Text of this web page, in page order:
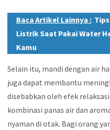
Baca Artikel Lainnya :
Listrik Saat Pakai Water
Kamu
Selain itu, mandi dengan air
juga dapat membantu
disebabkan oleh efek
kombinasi panas air dan
nyaman di otak. Bagi orang